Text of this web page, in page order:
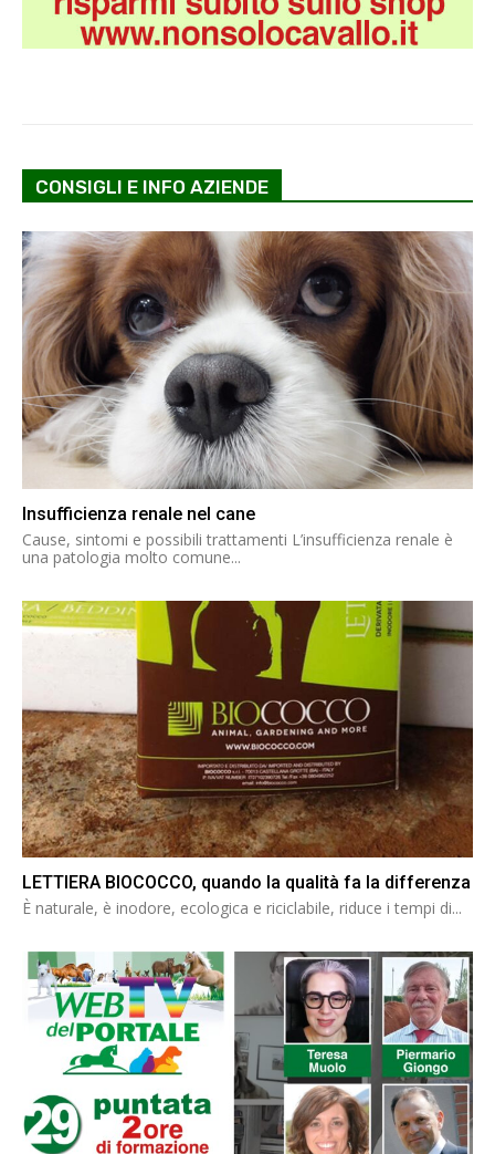
CONSIGLI E INFO AZIENDE
Insufficienza renale nel cane
Cause, sintomi e possibili trattamenti L’insufficienza renale è
una patologia molto comune...
LETTIERA BIOCOCCO, quando la qualità fa la differenza
È naturale, è inodore, ecologica e riciclabile, riduce i tempi di...